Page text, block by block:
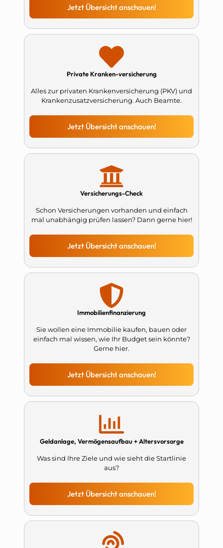
Jetzt Übersicht anschauen!
Private Kranken-versicherung
Alles zur privaten Krankenversicherung (PKV) und
Krankenzusatzversicherung. Auch Beamte.
Jetzt Übersicht anschauen!
Versicherungs-Check
Schon Versicherungen vorhanden und einfach
mal unabhängig prüfen lassen? Dann gerne hier!
Jetzt Übersicht anschauen!
Immobilienfinanzierung
Sie wollen eine Immobilie kaufen, bauen oder
einfach mal wissen, wie Ihr Budget sein könnte?
Gerne hier.
Jetzt Übersicht anschauen!
Geldanlage, Vermögensaufbau + Altersvorsorge
Was sind Ihre Ziele und wie sieht die Startlinie
aus?
Jetzt Übersicht anschauen!